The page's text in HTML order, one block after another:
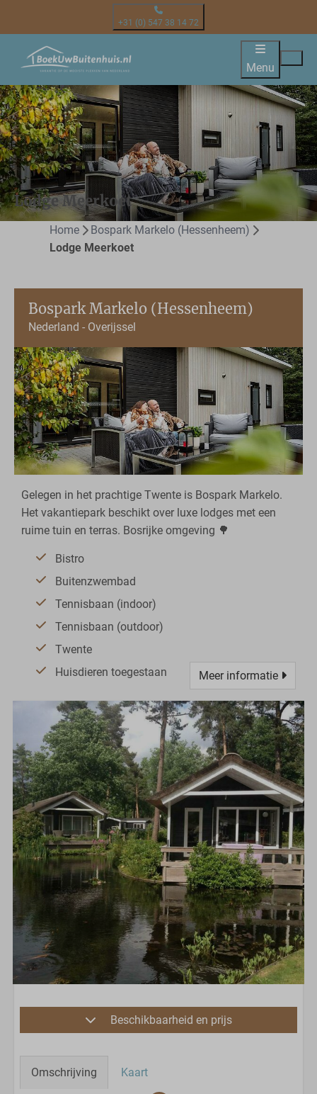
+31 (0) 547 38 14 72
Menu
Lodge Meerkoet
Home
Bospark Markelo (Hessenheem)
Lodge Meerkoet
Bospark Markelo (Hessenheem)
Nederland - Overijssel
Gelegen in het prachtige Twente is Bospark Markelo.
Het vakantiepark beschikt over luxe lodges met een
ruime tuin en terras. Bosrijke omgeving 🌳
Bistro
Buitenzwembad
Tennisbaan (indoor)
Tennisbaan (outdoor)
Twente
Huisdieren toegestaan
Meer informatie
Beschikbaarheid en prijs
Omschrijving Kaart